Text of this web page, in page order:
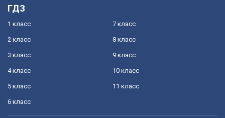
ГДЗ
1 класс
2 класс
3 класс
4 класс
5 класс
6 класс
7 класс
8 класс
9 класс
10 класс
11 класс